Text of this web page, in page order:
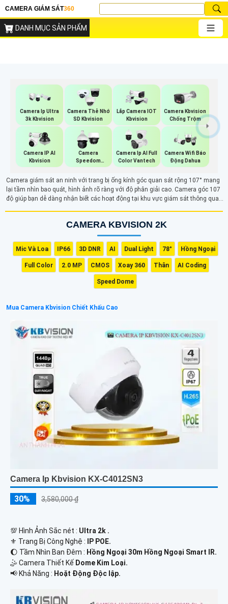
CAMERA GIÁM SÁT360
DANH MỤC SẢN PHẨM
Camera Ip Ultra
3k Kbvision
Camera Thẻ Nhớ
SD Kbvision
Lắp Camera IOT
Kbvision
Camera Kbvision
Chống Trộm
Camera IP AI
Kbvision
Camera
Speedom
Kbvision
Camera Ip AI Full
Color Vantech
Camera Wifi Báo
Động Dahua
Camera giám sát an ninh với trang bị ống kính góc quan sát rộng 107° mang
lại tầm nhìn bao quát, hình ảnh rõ ràng với độ phân giải cao. Camera góc 107
độ giúp bạn dễ dàng nhận biết các hoạt động tại khu vực giám sát thông qua
CAMERA KBVISION 2K
Mic Và Loa IP66 3D DNR AI Dual Light 78° Hồng Ngoại
Full Color 2.0 MP CMOS Xoay 360 Thân AI Coding
Speed Dome
Mua Camera Kbvision Chiết Khấu Cao
Camera Ip Kbvision KX-C4012SN3
30% 3,580,000 ₫
💯 Hình Ảnh Sắc nét : Ultra 2k .
⚜️ Trang Bị Công Nghệ :
IP POE.
🌔 Tầm Nhìn Ban Đêm : Hồng Ngoại 30m Hồng Ngoại Smart IR.
🤹 Camera Thiết Kế Dome Kim Loại.
️📢 Khả Năng : Hoặt Động Độc lập.